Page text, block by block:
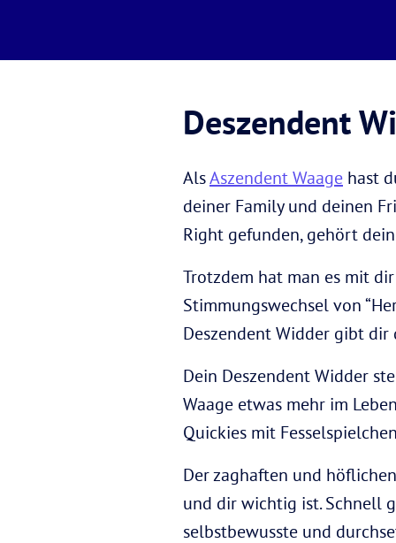
Deszendent
AlsAszendent Waage hast
deiner Family und deinen
Right gefunden, gehört
Trotzdem hat man es mit
Stimmungswechsel von
Deszendent Widder gibt
Dein Deszendent Widder
Waage etwas mehr im
Quickies mit
Der zaghaften und
und dir wichtig ist. Schnell
selbstbewusste und